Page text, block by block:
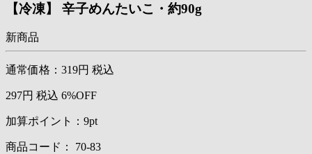
【冷凍】 辛子めんたいこ・約90g
新商品
通常価格： 319円 税込
297円 税込 6%OFF
加算ポイント： 9pt
商品コード： 70-83